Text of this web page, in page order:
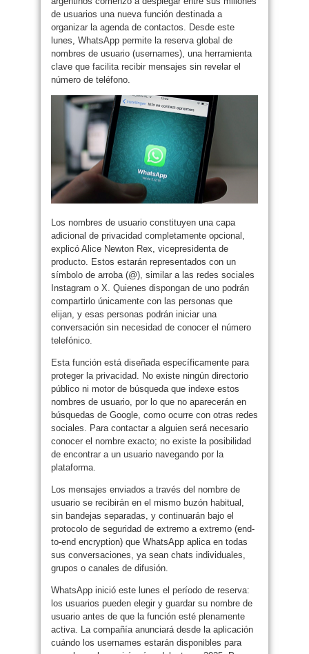
de usuarios una nueva función destinada a
organizar la agenda de contactos. Desde este
lunes, WhatsApp permite la reserva global de
nombres de usuario (usernames), una herramienta
clave que facilita recibir mensajes sin revelar el
número de teléfono.
Los nombres de usuario constituyen una capa
adicional de privacidad completamente opcional,
explicó Alice Newton Rex, vicepresidenta de
producto. Estos estarán representados con un
símbolo de arroba (@), similar a las redes sociales
Instagram o X. Quienes dispongan de uno podrán
compartirlo únicamente con las personas que
elijan, y esas personas podrán iniciar una
conversación sin necesidad de conocer el número
telefónico.
Esta función está diseñada específicamente para
proteger la privacidad. No existe ningún directorio
público ni motor de búsqueda que indexe estos
nombres de usuario, por lo que no aparecerán en
búsquedas de Google, como ocurre con otras redes
sociales. Para contactar a alguien será necesario
conocer el nombre exacto; no existe la posibilidad
de encontrar a un usuario navegando por la
plataforma.
Los mensajes enviados a través del nombre de
usuario se recibirán en el mismo buzón habitual,
sin bandejas separadas, y continuarán bajo el
protocolo de seguridad de extremo a extremo (end-
to-end encryption) que WhatsApp aplica en todas
sus conversaciones, ya sean chats individuales,
grupos o canales de difusión.
WhatsApp inició este lunes el período de reserva:
los usuarios pueden elegir y guardar su nombre de
usuario antes de que la función esté plenamente
activa. La compañía anunciará desde la aplicación
cuándo los usernames estarán disponibles para